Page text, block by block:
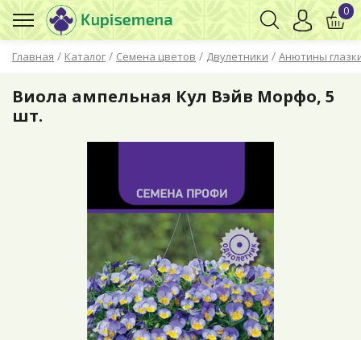
Главная / Каталог / Семена цветов / Двулетники / Анютины
0
Виола ампельная Кул Вэйв Морфо, 5
шт.